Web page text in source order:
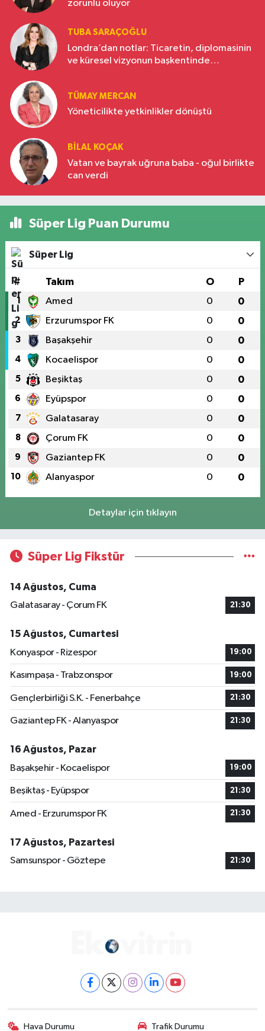
zorunlu oluyor
TUBA SARAÇOĞLU
Londra’dan notlar: Ticaretin, diplomasinin
ve küresel vizyonun başkentinde
TÜMAY MERCAN
Yöneticilikte yetkinlikler dönüştü
BILAL KOÇAK
Vatan ve bayrak uğruna baba - oğul birlikte
can verdi
Süper Lig Puan Durumu
Süper Lig
# Takım O P
1 Amed 0 0
2 Erzurumspor FK 0 0
3 Başakşehir 0 0
4 Kocaelispor 0 0
5 Beşiktaş 0 0
6 Eyüpspor 0 0
7 Galatasaray 0 0
8 Çorum FK 0 0
9 Gaziantep FK 0 0
10 Alanyaspor 0 0
Detaylar için tıklayın
Süper Lig Fikstür
14 Ağustos, Cuma
Galatasaray - Çorum FK
21:30
15 Ağustos, Cumartesi
Konyaspor - Rizespor
19:00
Kasımpaşa - Trabzonspor 19:00
Gençlerbirliği S.K. - Fenerbahçe 21:30
Gaziantep FK - Alanyaspor 21:30
16 Ağustos, Pazar
Başakşehir - Kocaelispor
19:00
Beşiktaş - Eyüpspor 21:30
Amed - Erzurumspor FK 21:30
17 Ağustos, Pazartesi
Samsunspor - Göztepe
21:30
Hava Durumu Trafik Durumu